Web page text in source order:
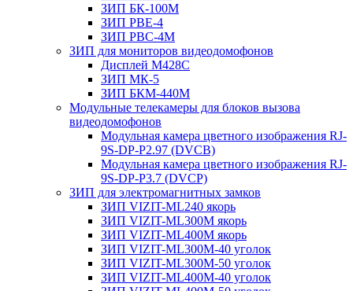
ЗИП БК-100М
ЗИП РВЕ-4
ЗИП РВС-4M
ЗИП для мониторов видеодомофонов
Дисплей M428C
ЗИП МК-5
ЗИП БКМ-440M
Модульные телекамеры для блоков вызова
видеодомофонов
Модульная камера цветного изображения RJ-
9S-DP-P2.97 (DVCB)
Модульная камера цветного изображения RJ-
9S-DP-P3.7 (DVCP)
ЗИП для электромагнитных замков
ЗИП VIZIT-ML240 якорь
ЗИП VIZIT-ML300M якорь
ЗИП VIZIT-ML400M якорь
ЗИП VIZIT-ML300M-40 уголок
ЗИП VIZIT-ML300M-50 уголок
ЗИП VIZIT-ML400M-40 уголок